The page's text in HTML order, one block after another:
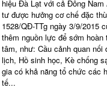
hiệu Đà Lạt với cả Đông
tư được hưởng cơ chế đặc
1528/QĐ-TTg ngày 3/9/2015
thêm nguồn lực để sớm
tâm, như: Cầu cảnh quan nối
lịch, Hồ sinh học, Kè chống
gia có khả năng tổ chức các
tế...